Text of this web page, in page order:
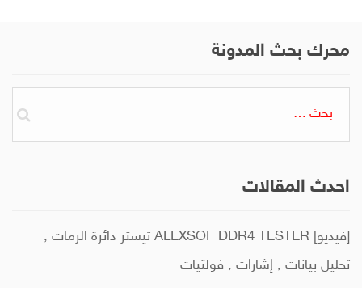
محرك بحث المدونة
احدث المقالات
[فيديو] ALEXSOF DDR4 TESTER تيستر دائرة الرمات ,
تحليل بيانات , إشارات , فولتيات